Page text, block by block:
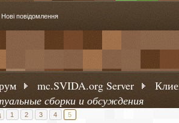
mc.SVIDA.org Server
сборки и обсуждения
1 2 3 4 5
Нові повідомлення